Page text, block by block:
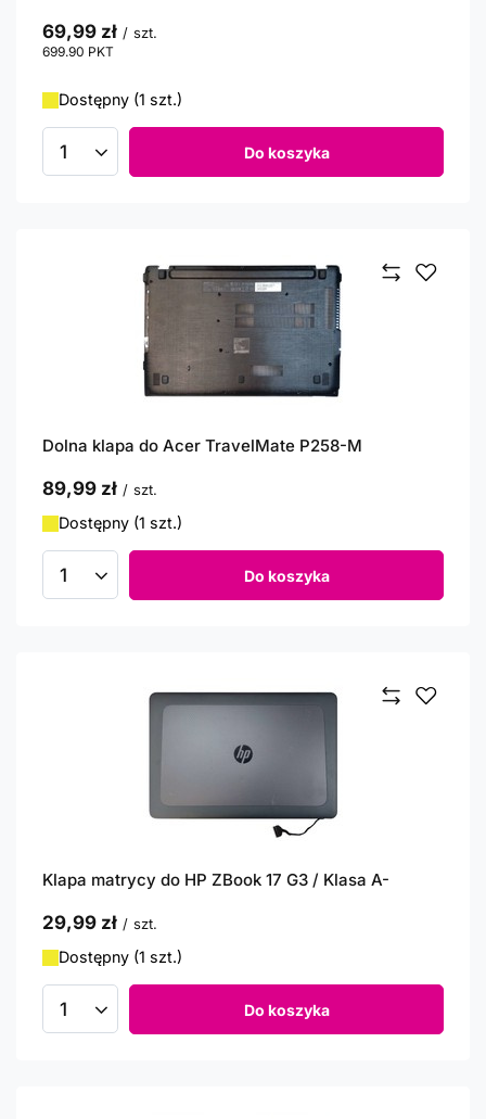
69,99 zł / szt.
699.90 PKT
Dostępny (1 szt.)
Ilość produktów Do koszyka
Dolna klapa do Acer TravelMate P258-M
89,99 zł / szt.
Dostępny (1 szt.)
Ilość produktów Do koszyka
Klapa matrycy do HP ZBook 17 G3 / Klasa A-
29,99 zł / szt.
Dostępny (1 szt.)
Ilość produktów Do koszyka